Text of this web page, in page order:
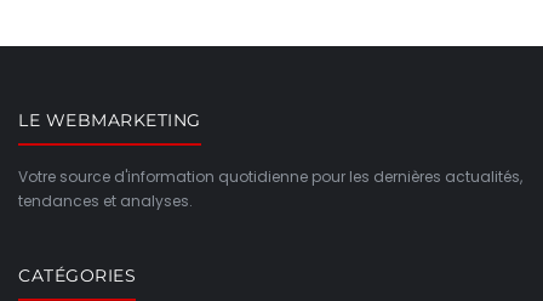
LE WEBMARKETING
Votre source d'information quotidienne pour les dernières actualités,
tendances et analyses.
CATÉGORIES